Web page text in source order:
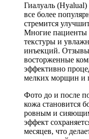
Гиалуаль (Hyalual)
все более
стремится
Многие пациенты
текстуры и
инъекций. Отзывы
восторженные
эффективно
мелких морщин и
Фото до и после
кожа становится
ровным и
эффект
месяцев, что